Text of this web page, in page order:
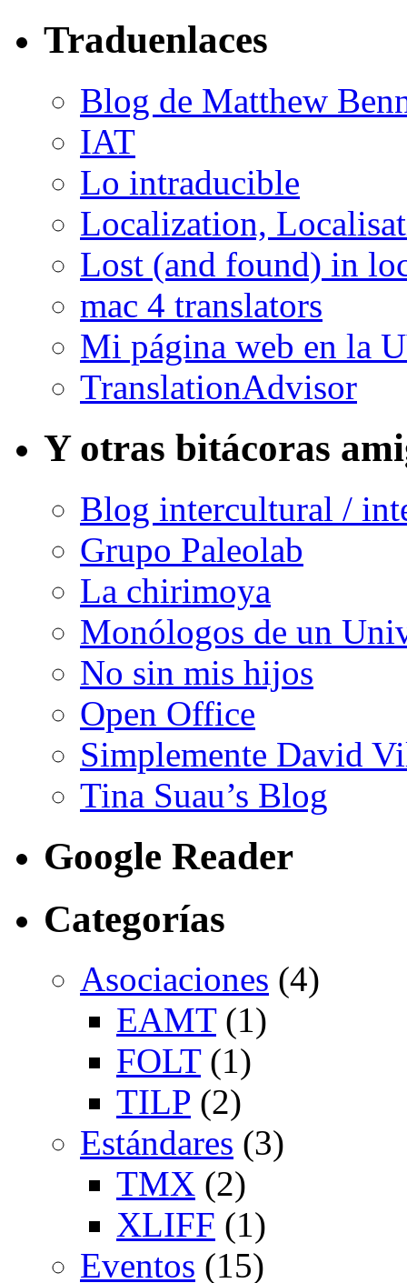
Traduenlaces
Blog de Matthew
IAT
Lo intraducible
Localization,
Lost (and found) in
mac 4 translators
Mi página web en la
TranslationAdvisor
Y otras bitácoras
Blog intercultural /
Grupo Paleolab
La chirimoya
Monólogos de un
No sin mis hijos
Open Office
Simplemente David
Tina Suau’s Blog
Google Reader
Categorías
Asociaciones (4)
EAMT(1)
FOLT(1)
TILP (2)
Estándares (3)
TMX (2)
XLIFF (1)
Eventos (15)